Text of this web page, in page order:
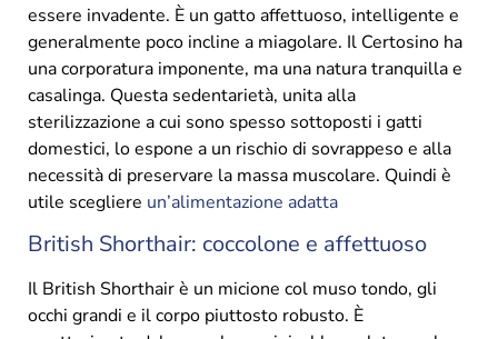
essere invadente. È un gatto affettuoso, intelligente e
generalmente poco incline a miagolare. Il Certosino ha
una corporatura imponente, ma una natura tranquilla e
casalinga. Questa sedentarietà, unita alla
sterilizzazione a cui sono spesso sottoposti i gatti
domestici, lo espone a un rischio di sovrappeso e alla
necessità di preservare la massa muscolare. Quindi è
utile scegliere un’alimentazione adatta
British Shorthair: coccolone e affettuoso
Il British Shorthair è un micione col muso tondo, gli
occhi grandi e il corpo piuttosto robusto. È